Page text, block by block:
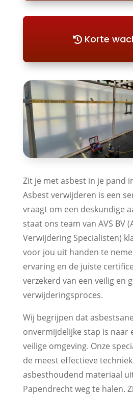
Korte
Zit je met asbest in je pand
Asbest verwijderen is een
vraagt om een deskundige
staat ons team van AVS BV
Verwijdering Specialisten)
voor jou uit handen te
ervaring en de juiste
verzekerd van een veilig en
verwijderingsproces.
Wij begrijpen dat
onvermijdelijke stap is naar
veilige omgeving. Onze
de meest effectieve
asbesthoudend materiaal
Papendrecht weg te halen.